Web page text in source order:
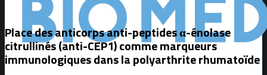
Place des anticorps anti-peptides α-énolase
citrullinés (anti-CEP1) comme marqueurs
immunologiques dans la polyarthrite rhumatoïde